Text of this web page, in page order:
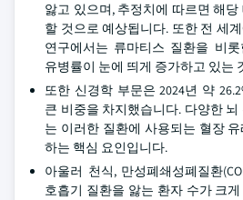
앓고 있으며, 추정치에 따르면 해
할 것으로 예상됩니다. 또한 전 세
연구에서는 류마티스 질환을 비
유병률이 눈에 띄게 증가하고 있는
또한 신경학 부문은 2024년 약
큰 비중을 차지했습니다. 다양한
는 이러한 질환에 사용되는 혈장
하는 핵심 요인입니다.
아울러 천식, 만성폐쇄성폐질환
호흡기 질환을 앓는 환자 수가 크